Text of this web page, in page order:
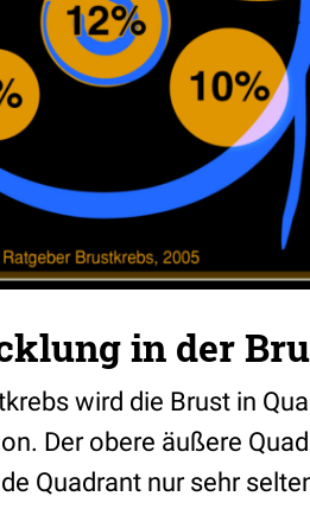
in der
wird die Brust in
Der obere äußere
Quadrant nur sehr